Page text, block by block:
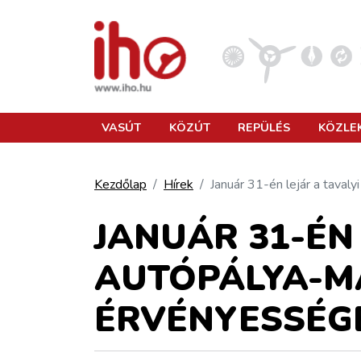
KÖZLEKEDÉSFEJLESZTÉS
ELLÁTÁSI LÁNC
VASÚT KÖZÚT REPÜLÉS
Kezdőlap Hírek Január 31-én lejár a
JANUÁR 31-
AUTÓPÁLYA-